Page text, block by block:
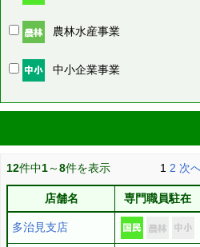
農林水産事業
中小企業事業
12件中1～8件を表示 1 2 次
店舗名 専門職員駐在
多治見支店